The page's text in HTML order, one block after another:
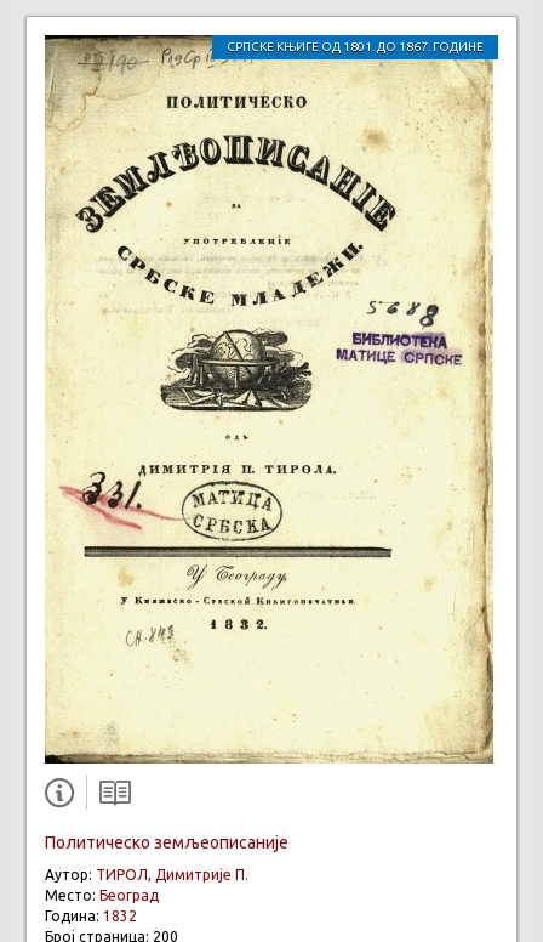
СРПСКЕ КЊИГЕ ОД 1801. ДО 1867. ГОДИНЕ
Политическо земљеописаније
Аутор: ТИРОЛ, Димитрије П.
Место: Београд
Година: 1832
Број страница: 200